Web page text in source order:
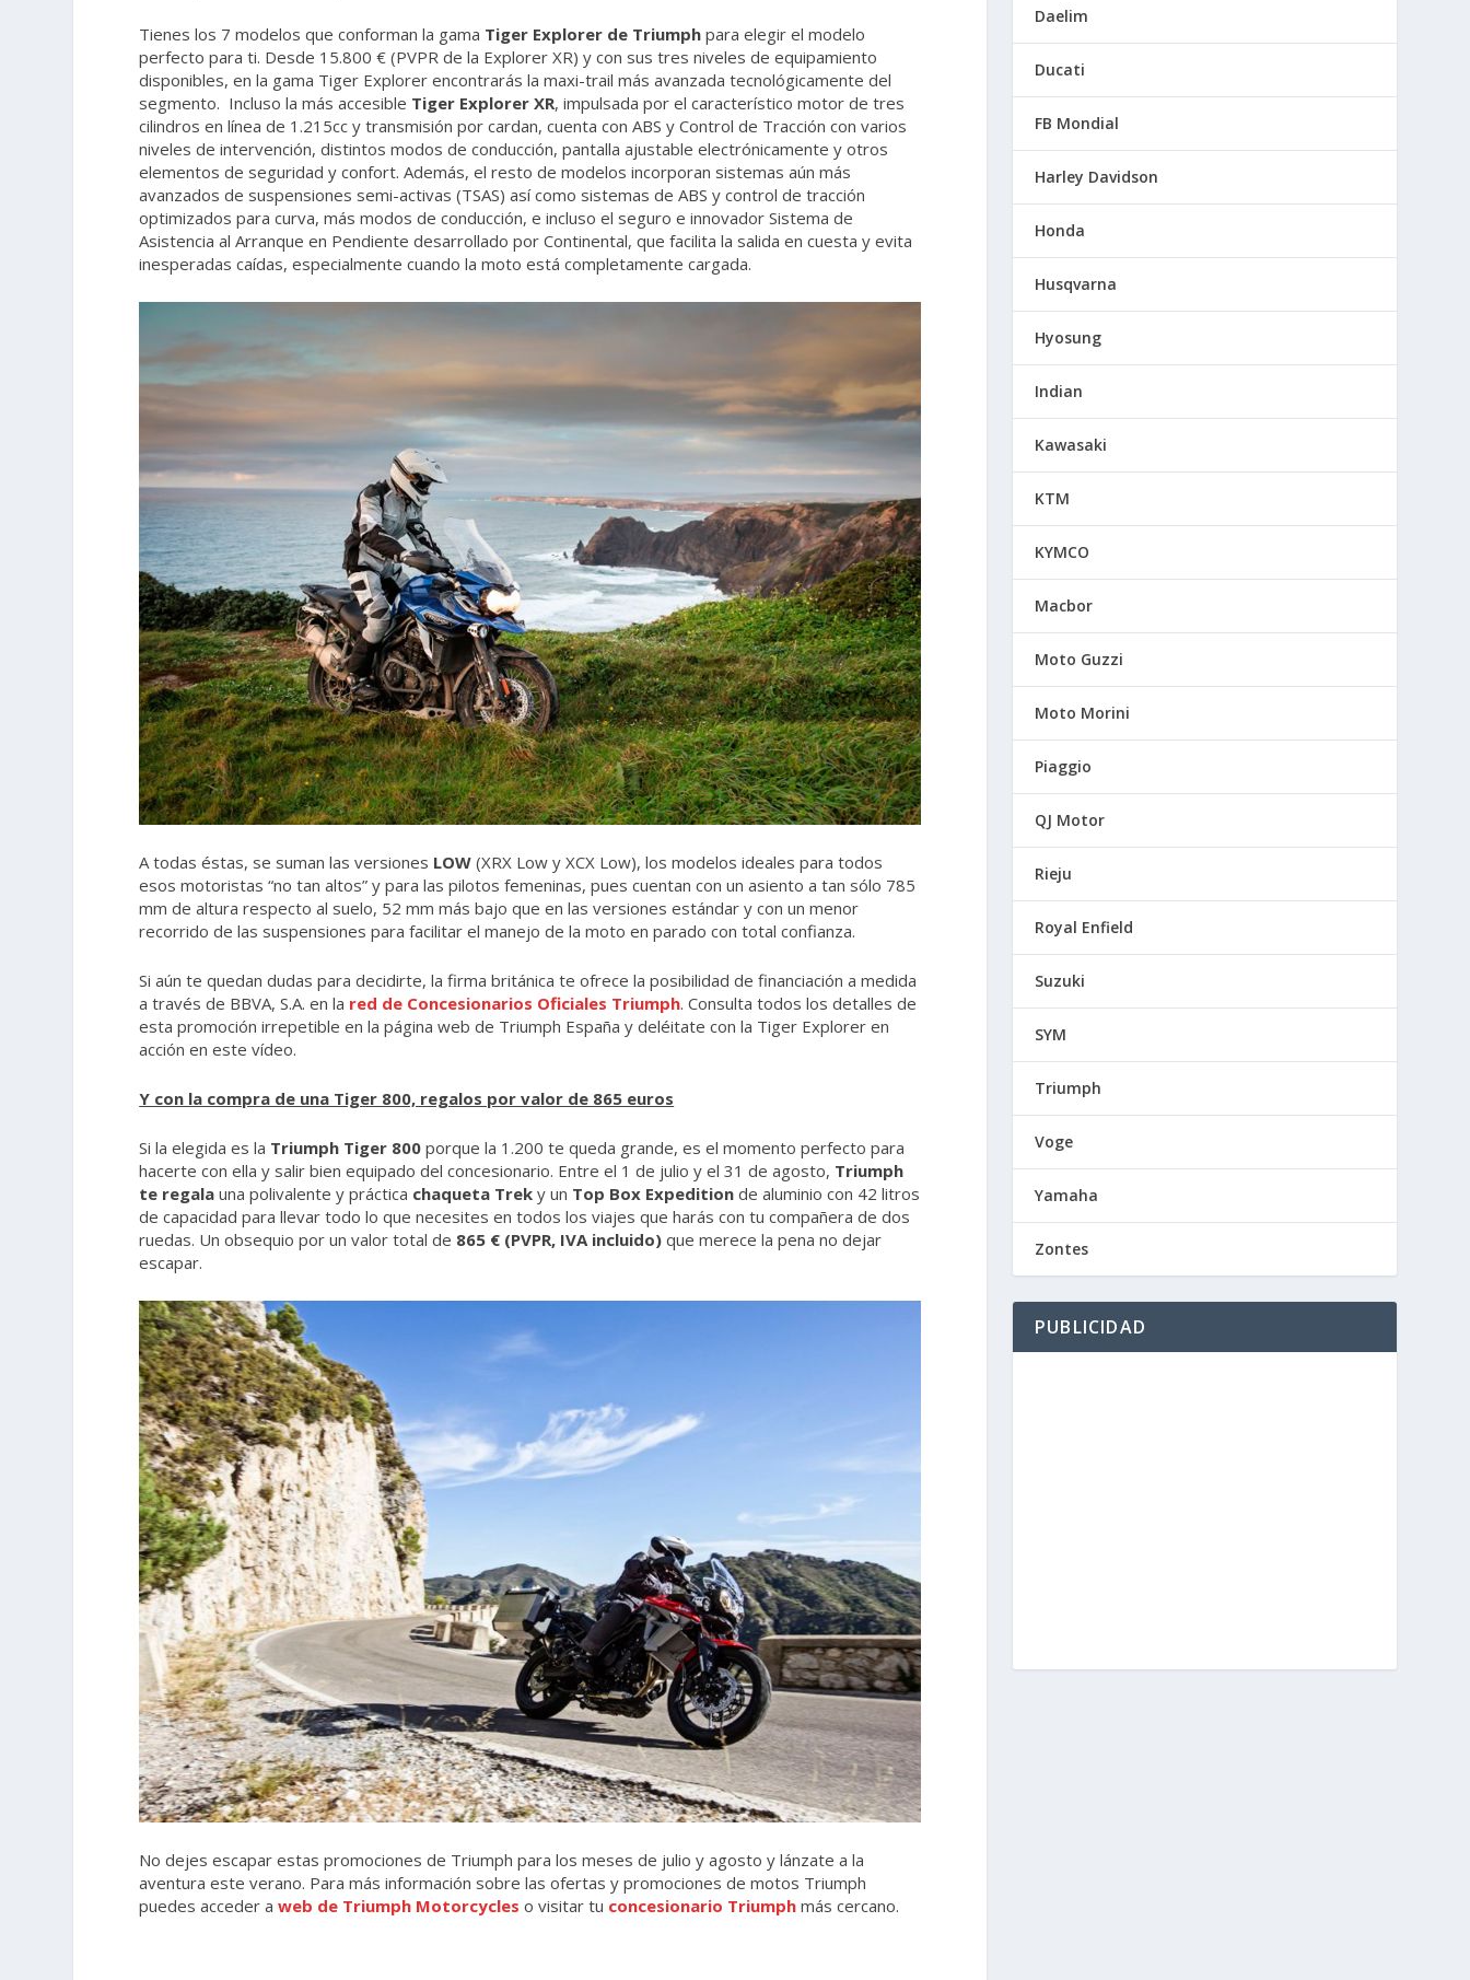
Tienes los 7 modelos que conforman la gama Tiger Explorer de Triumph para elegir el modelo
perfecto para ti. Desde 15.800 € (PVPR de la Explorer XR) y con sus tres niveles de equipamiento
disponibles, en la gama Tiger Explorer encontrarás la maxi-trail más avanzada tecnológicamente del
segmento. Incluso la más accesible Tiger Explorer XR, impulsada por el característico motor de tres
cilindros en línea de 1.215cc y transmisión por cardan, cuenta con ABS y Control de Tracción con varios
niveles de intervención, distintos modos de conducción, pantalla ajustable electrónicamente y otros
elementos de seguridad y confort. Además, el resto de modelos incorporan sistemas aún más
avanzados de suspensiones semi-activas (TSAS) así como sistemas de ABS y control de tracción
optimizados para curva, más modos de conducción, e incluso el seguro e innovador Sistema de
Asistencia al Arranque en Pendiente desarrollado por Continental, que facilita la salida en cuesta y evita
inesperadas caídas, especialmente cuando la moto está completamente cargada.
A todas éstas, se suman las versiones LOW (XRX Low y XCX Low), los modelos ideales para todos
esos motoristas “no tan altos” y para las pilotos femeninas, pues cuentan con un asiento a tan sólo 785
mm de altura respecto al suelo, 52 mm más bajo que en las versiones estándar y con un menor
recorrido de las suspensiones para facilitar el manejo de la moto en parado con total confianza.
Si aún te quedan dudas para decidirte, la firma británica te ofrece la posibilidad de financiación a medida
a través de BBVA, S.A. en la red de Concesionarios Oficiales Triumph. Consulta todos los detalles de
esta promoción irrepetible en la página web de Triumph España y deléitate con la Tiger Explorer en
acción en este vídeo.
Y con la compra de una Tiger 800, regalos por valor de 865 euros
Si la elegida es la Triumph Tiger 800 porque la 1.200 te queda grande, es el momento perfecto para
hacerte con ella y salir bien equipado del concesionario. Entre el 1 de julio y el 31 de agosto, Triumph
te regala una polivalente y práctica chaqueta Trek y un Top Box Expedition de aluminio con 42 litros
de capacidad para llevar todo lo que necesites en todos los viajes que harás con tu compañera de dos
ruedas. Un obsequio por un valor total de 865 € (PVPR, IVA incluido) que merece la pena no dejar
escapar.
No dejes escapar estas promociones de Triumph para los meses de julio y agosto y lánzate a la
aventura este verano. Para más información sobre las ofertas y promociones de motos Triumph
puedes acceder aweb de Triumph Motorcycles o visitar tu concesionario Triumph más cercano.
Daelim
Ducati
FB Mondial
Harley Davidson
Honda
Husqvarna
Hyosung
Indian
Kawasaki
KTM
KYMCO
Macbor
Moto Guzzi
Moto Morini
Piaggio
QJ Motor
Rieju
Royal Enfield
Suzuki
SYM
Triumph
Voge
Yamaha
Zontes
PUBLICIDAD